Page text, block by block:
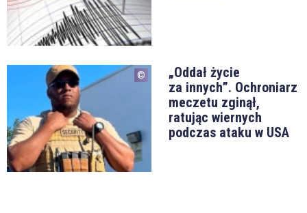
„Oddał życie
za innych”. Ochroniarz
meczetu zginął,
ratując wiernych
podczas ataku w USA